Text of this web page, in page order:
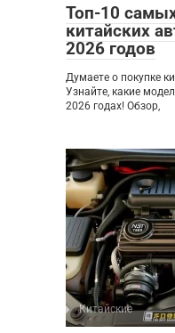
Топ-10
китайских
2026 годов
Думаете о покупке
Узнайте, какие
2026 годах! Обзор,
Китайские